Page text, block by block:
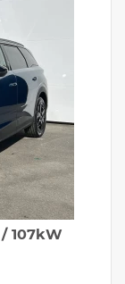
107kW